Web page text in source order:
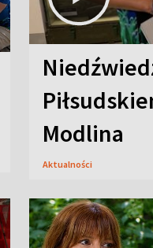
Modlina
Aktualności